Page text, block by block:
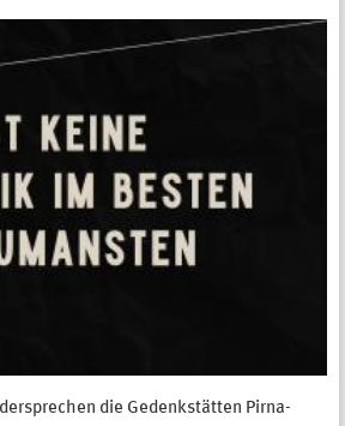
die Gedenkstätten Pirna-